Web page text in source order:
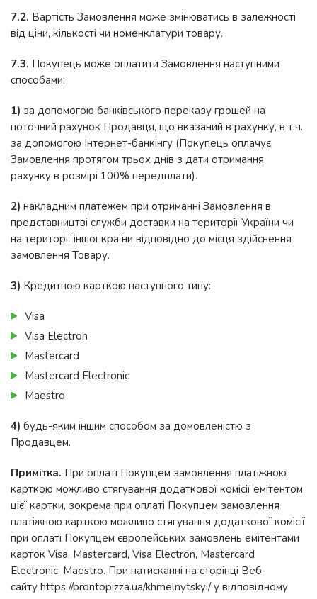
7.2. Вартість Замовлення може змінюватись в залежності
від ціни, кількості чи номенклатури товару.
7.3. Покупець може оплатити Замовлення наступними
способами:
1) за допомогою банківського переказу грошей на
поточний рахунок Продавця, що вказаний в рахунку, в т.ч.
за допомогою Інтернет-банкінгу (Покупець оплачує
Замовлення протягом трьох днів з дати отримання
рахунку в розмірі 100% передплати).
2) накладним платежем при отриманні Замовлення в
представництві служби доставки на території України чи
на території іншої країни відповідно до місця здійснення
замовлення Товару.
3) Кредитною карткою наступного типу:
Visa
Visa Electron
Mastercard
Mastercard Electronic
Maestro
4) будь-яким іншим способом за домовленістю з
Продавцем.
Примітка. При оплаті Покупцем замовлення платіжною
карткою можливо стягування додаткової комісії емітентом
цієї картки, зокрема при оплаті Покупцем замовлення
платіжною карткою можливо стягування додаткової комісії
при оплаті Покупцем європейських замовлень емітентами
карток Visa, Mastercard, Visa Electron, Mastercard
Electronic, Maestro. При натисканні на сторінці Веб-
сайту https://prontopizza.ua/khmelnytskyi/ у відповідному